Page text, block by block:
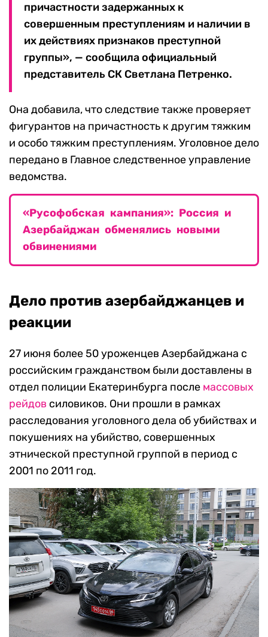
причастности задержанных к
совершенным преступлениям и наличии в
их действиях признаков преступной
группы», — сообщила официальный
представитель СК Светлана Петренко.
Она добавила, что следствие также проверяет
фигурантов на причастность к другим тяжким
и особо тяжким преступлениям. Уголовное дело
передано в Главное следственное управление
ведомства.
«Русофобская кампания»: Россия и
Азербайджан обменялись новыми
обвинениями
Дело против азербайджанцев и
реакции
27 июня более 50 уроженцев Азербайджана с
российским гражданством были доставлены в
отдел полиции Екатеринбурга после массовых
рейдов силовиков. Они прошли в рамках
расследования уголовного дела об убийствах и
покушениях на убийство, совершенных
этнической преступной группой в период с
2001 по 2011 год.